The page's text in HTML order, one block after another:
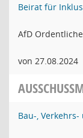
Beirat für
AfD
von 27.08.2024
Bau-,